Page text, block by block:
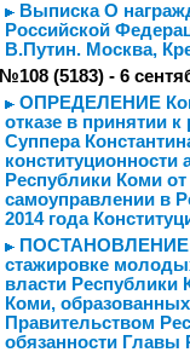
Выписка О
Российской
В.Путин. Москва,
№108 (5183) - 6
ОПРЕДЕЛЕНИЕ
отказе в принятии
Суппера
конституционности
Республики Коми
самоуправлении в
2014 года
ПОСТАНОВЛЕНИЕ
стажировке
власти Республики
Коми,
Правительством
обязанности Главы